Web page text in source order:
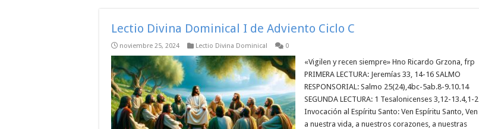
Lectio Divina Dominical I de Adviento Ciclo C
noviembre 25, 2024 Lectio Divina Dominical 0
«Vigilen y recen siempre» Hno Ricardo Grzona, frp
PRIMERA LECTURA: Jeremías 33, 14-16 SALMO
RESPONSORIAL: Salmo 25(24),4bc-5ab.8-9.10.14
SEGUNDA LECTURA: 1 Tesalonicenses 3,12-13.4,1-2
Invocación al Espíritu Santo: Ven Espíritu Santo, Ven
a nuestra vida, a nuestros corazones, a nuestras